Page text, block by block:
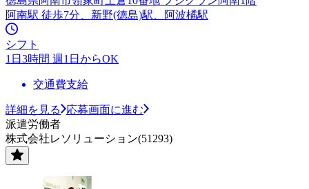
阿南駅 徒歩7分、新野(徳島)駅、阿波橘駅
シフト
1日3時間 週1日からOK
交通費支給
詳細を見る
応募画面に進む
派遣労働者
株式会社レソリューション(51293)